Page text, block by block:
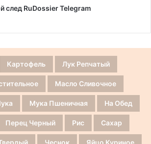
след RuDossier Telegram
Картофель Лук Репчатый
Масло Сливочное
Мука Пшеничная На Обед
Перец Черный Рис Сахар
Чеснок Яйцо Куриное